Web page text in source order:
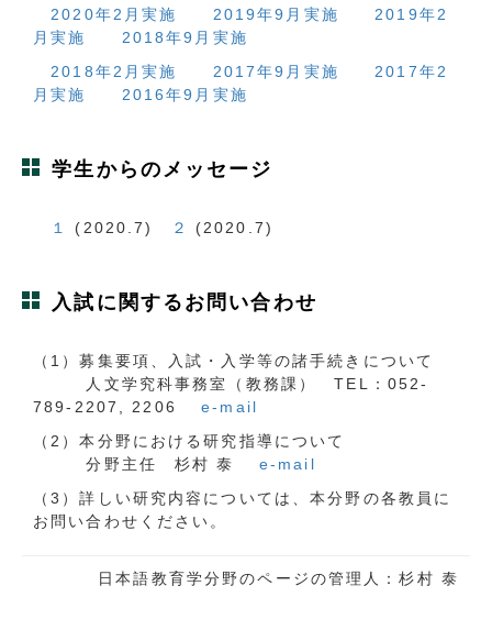
2020年2月実施
2019年9月実施
2019年2
月実施
2018年9月実施
2018年2月実施
2017年9月実施
2017年2
月実施
2016年9月実施
学生からのメッセージ
１ (2020.7) ２ (2020.7)
入試に関するお問い合わせ
（1）募集要項、入試・入学等の諸手続きについて
人文学究科事務室（教務課） TEL：052-
789-2207, 2206e-mail
（2）本分野における研究指導について
分野主任 杉村 泰 e-mail
（3）詳しい研究内容については、本分野の各教員に
お問い合わせください。
日本語教育学分野のページの管理人：杉村 泰